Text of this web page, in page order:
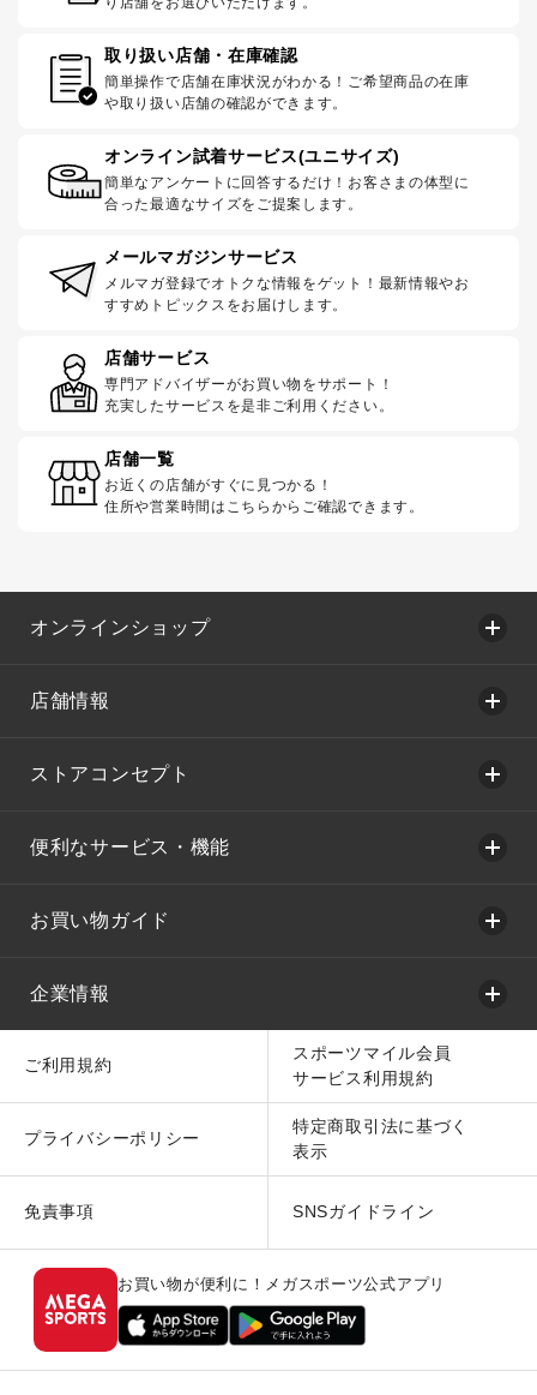
取り扱い店舗・在庫確認
簡単操作で店舗在庫状況がわかる！ご希望商品の在庫
や取り扱い店舗の確認ができます。
オンライン試着サービス(ユニサイズ)
簡単なアンケートに回答するだけ！お客さまの体型に
合った最適なサイズをご提案します。
メールマガジンサービス
メルマガ登録でオトクな情報をゲット！最新情報やお
すすめトピックスをお届けします。
店舗サービス
専門アドバイザーがお買い物をサポート！
充実したサービスを是非ご利用ください。
店舗一覧
お近くの店舗がすぐに見つかる！
住所や営業時間はこちらからご確認できます。
オンラインショップ
店舗情報
ストアコンセプト
便利なサービス・機能
お買い物ガイド
企業情報
ご利用規約
スポーツマイル会員
サービス利用規約
プライバシーポリシー
特定商取引法に基づく
表示
免責事項 SNSガイドライン
お買い物が便利に！メガスポーツ公式アプリ